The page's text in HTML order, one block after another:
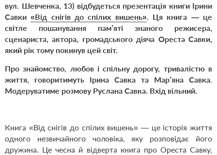
вул. Шевченка, 13) відбудеться презентація книги Ірини
Савки«Від снігів до спілих вишень». Ця книга — це
світле пошанування пам’яті знаного режисера,
сценариста, актора, громадського діяча Ореста Савки,
який рік тому покинув цей світ.
Про знайомство, любов і спільну дорогу, тривалістю в
життя, говоритимуть Ірина Савка та Мар’яна Савка.
Модеруватиме розмову Руслана Савка. Вхід вільний.
Книга «Від снігів до спілих вишень» — це історія життя
одного незвичайного чоловіка, яку розповідає його
дружина. Це чесна й відверта книга про Ореста Савку,